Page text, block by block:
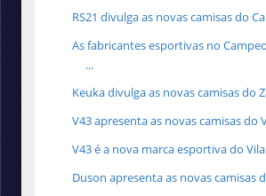
RS21 divulga as novas camisas do
As fabricantes esportivas no
...
Keuka divulga as novas camisas do
V43 apresenta as novas camisas do
V43 é a nova marca esportiva do
Duson apresenta as novas camisas